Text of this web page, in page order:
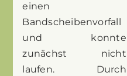
einen
Bandscheibenvorfall
und konnte
zunächst nicht
laufen. Durch